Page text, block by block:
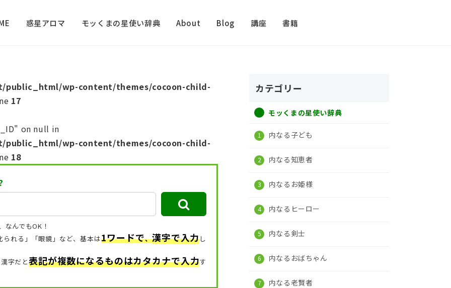
惑星アロマ モッくまの星使い辞典 About Blog 講座 書籍
wp-content/themes/cocoon-child-
17
on null in
wp-content/themes/cocoon-child-
18
なんでもOK！
れる」「眼鏡」など、 基本は1ワードで、漢字で入力し
字だと表記が複数になるものはカタカナで入力す
カテゴリー
モッくまの星使い辞典
内なる子ども
内なる知恵者
内なるお姫様
内なるヒーロー
内なる剣士
内なるおばちゃん
内なる老賢者